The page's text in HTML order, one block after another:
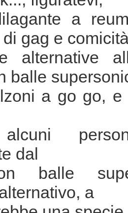
a
gag e
alternative
balle
a go go, e
dal
balle
a